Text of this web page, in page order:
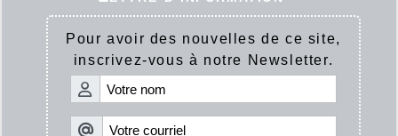
Pour avoir des nouvelles de ce site,
inscrivez-vous à notre Newsletter.